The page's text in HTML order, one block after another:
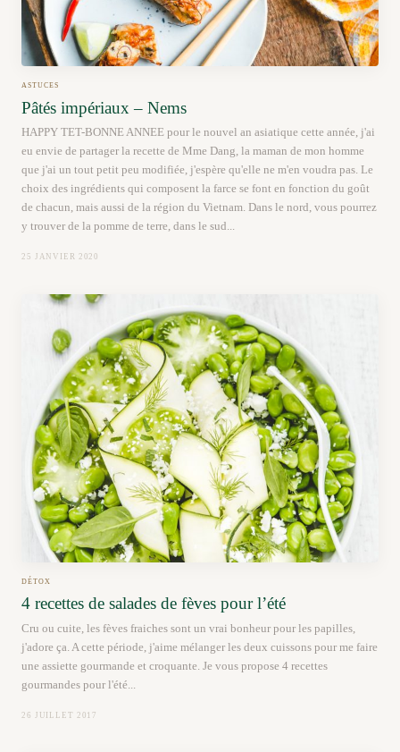
ASTUCES
Pâtés impériaux – Nems
HAPPY TET-BONNE ANNEE pour le nouvel an asiatique cette année, j'ai
eu envie de partager la recette de Mme Dang, la maman de mon homme
que j'ai un tout petit peu modifiée, j'espère qu'elle ne m'en voudra pas. Le
choix des ingrédients qui composent la farce se font en fonction du goût
de chacun, mais aussi de la région du Vietnam. Dans le nord, vous pourrez
y trouver de la pomme de terre, dans le sud...
25 JANVIER 2020
DÉTOX
4 recettes de salades de fèves pour l’été
Cru ou cuite, les fèves fraiches sont un vrai bonheur pour les papilles,
j'adore ça. A cette période, j'aime mélanger les deux cuissons pour me faire
une assiette gourmande et croquante. Je vous propose 4 recettes
gourmandes pour l'été...
26 JUILLET 2017